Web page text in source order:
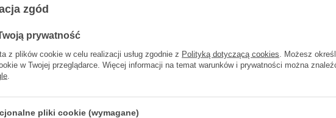
Potrzebujesz pomocy? Masz pytania?
zgód
prywatność
z plików cookie w celu realizacji usług zgodnie z Polityką dotyczącą cookies . Możesz
w Twojej przeglądarce. Więcej informacji na temat warunków i prywatności można
pliki cookie (wymagane)